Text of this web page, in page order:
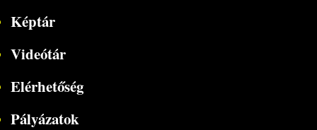
Képtár
Videótár
Elérhetőség
Pályázatok